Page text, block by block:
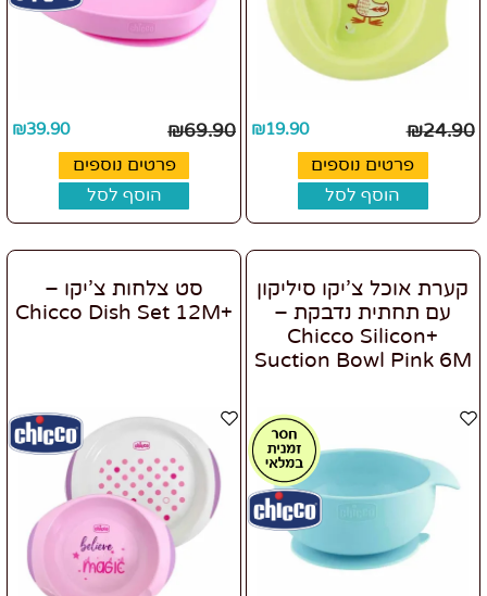
₪24.90
₪19.90
פרטים נוספים
הוסף לסל
₪69.90
₪39.90
פרטים נוספים
הוסף לסל
קערת אוכל צ’יקו סיליקון
עם תחתית נדבקת –
+Chicco Silicon
Suction Bowl Pink 6M
סט צלחות צ’יקו –
+Chicco Dish Set 12M